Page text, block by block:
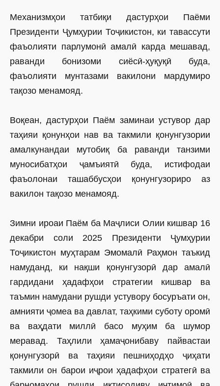
Механизмҳои татбиқи дас­турҳои Паёми
Президенти Ҷумҳурии Тоҷикистон, ки тавассути
фаъолияти парлумонӣ амалӣ карда мешавад,
раванди бонизоми сиёсӣ-ҳуқуқӣ буда,
фаъолияти мунтазами вакилони мардумиро
тақозо менамояд.
Воқеан, дастурҳои Паём заминаи устувор дар
таҳияи қонунҳои нав ва такмили қонунгузории
амалкунандаи мутобиқ ба раванди танзими
муносибатҳои ҷамъиятӣ буда, истифодаи
фаъолонаи ташаббусҳои қонунгузориро аз
вакилон тақозо менамояд.
Зимни ироаи Паём ба Маҷлиси Олии кишвар 16
декабри соли 2025 Президенти Ҷумҳурии
Тоҷикистон муҳтарам Эмомалӣ ­Раҳмон таъкид
намуданд, ки нақши қонунгузорӣ дар амалӣ
гардидани ҳадафҳои стратегии кишвар ва
таъмин намудани рушди устувору босуръати он,
амнияти ҷомеа ва давлат, таҳкими суботу оромӣ
ва ваҳдати миллӣ басо муҳим ба шумор
меравад. Таҳлили ҳамаҷонибаву пайвас­таи
қонунгузорӣ ва таҳияи пешниҳодҳо ҷиҳати
такмили он барои иҷрои ҳадафҳои стратегӣ ва